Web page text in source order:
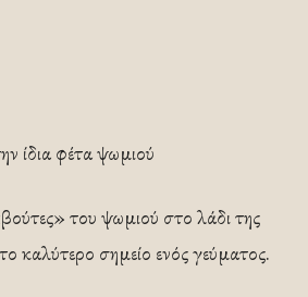
ίδια φέτα ψωμιού
του ψωμιού στο λάδι της
καλύτερο σημείο ενός γεύματος.